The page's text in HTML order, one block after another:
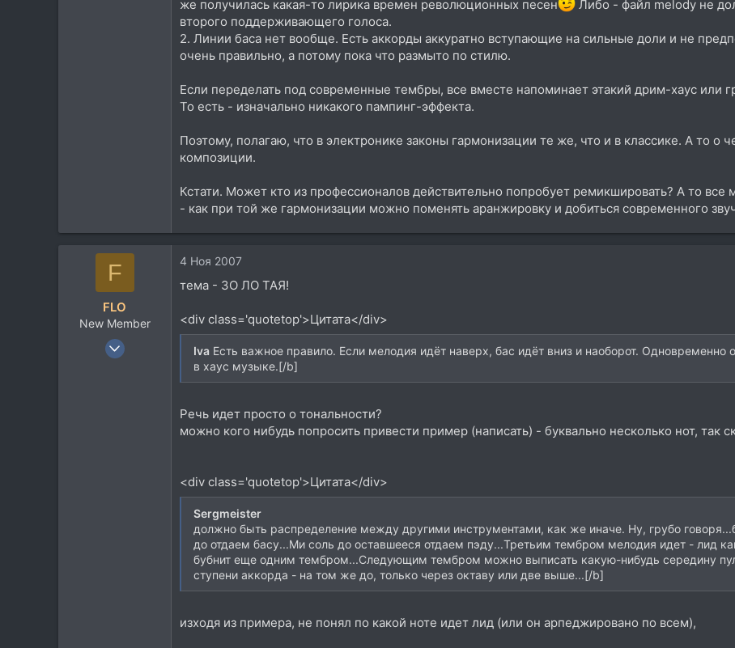
же получилась какая-то лирика времен революционных песен
Либо - файл melody не
второго поддерживающего голоса.
2. Линии баса нет вообще. Есть аккорды аккуратно вступающие на сильные доли и не
очень правильно, а потому пока что размыто по стилю.
Если переделать под современные тембры, все вместе напоминает этакий дрим-хаус или
То есть - изначально никакого пампинг-эффекта.
Поэтому, полагаю, что в электронике законы гармонизации те же, что и в классике. А то о
композиции.
Кстати. Может кто из профессионалов действительно попробует ремикшировать? А то
- как при той же гармонизации можно поменять аранжировку и добиться современного
F
FLO
New Member
18 Окт 2007
4 Ноя 2007
тема - ЗО ЛО ТАЯ!
<div class='quotetop'>Цитата</div>
Iva Есть важное правило. Если мелодия идёт наверх, бас идёт вниз и наоборот.
в хаус музыке.[/b]
Речь идет просто о тональности?
можно кого нибудь попросить привести пример (написать) - буквально несколько нот, так
<div class='quotetop'>Цитата</div>
Sergmeister
должно быть распределение между другими инструментами, как же иначе. Ну, грубо
до отдаем басу...Ми соль до оставшееся отдаем пэду...Третьим тембром мелодия идет - лид
бубнит еще одним тембром...Следующим тембром можно выписать какую-нибудь середину
ступени аккорда - на том же до, только через октаву или две выше...[/b]
изходя из примера, не понял по какой ноте идет лид (или он арпеджировано по всем),